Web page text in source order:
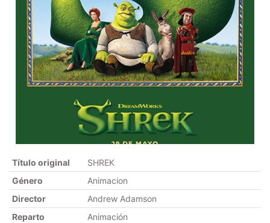
Título original
SHREK
Género
Animacion
Director
Andrew Adamson
Reparto
Animación